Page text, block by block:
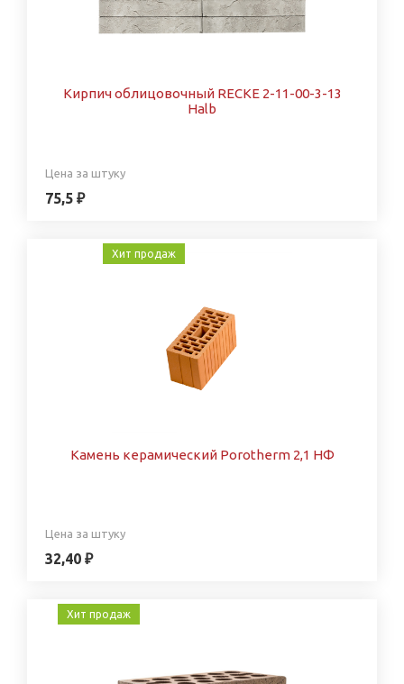
Кирпич облицовочный RECKE 2-11-00-3-13
Halb
Цена за штуку
75,5 ₽
Хит продаж
Камень керамический Porotherm 2,1 НФ
Цена за штуку
32,40 ₽
Хит продаж